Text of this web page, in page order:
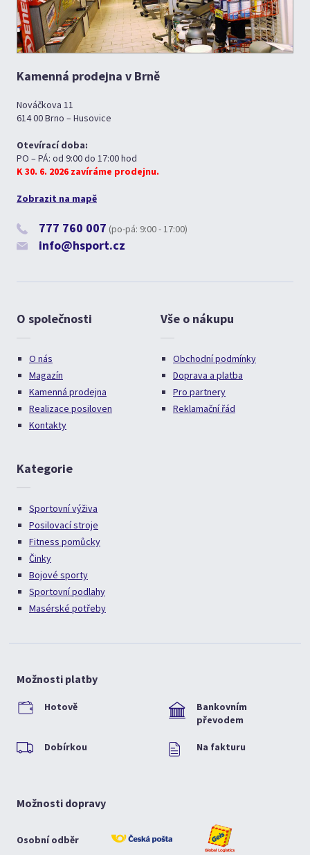
Kamenná prodejna v Brně
Nováčkova 11
614 00 Brno – Husovice
Otevírací doba:
PO – PÁ: od 9:00 do 17:00 hod
K 30. 6. 2026 zavíráme prodejnu.
Zobrazit na mapě
777 760 007 (po-pá: 9:00 - 17:00)
info@hsport.cz
O společnosti
O nás
Magazín
Kamenná prodejna
Realizace posiloven
Kontakty
Vše o nákupu
Obchodní podmínky
Doprava a platba
Pro partnery
Reklamační řád
Kategorie
Sportovní výživa
Posilovací stroje
Fitness pomůcky
Činky
Bojové sporty
Sportovní podlahy
Masérské potřeby
Možnosti platby
Hotově
Bankovním
převodem
Dobírkou Na fakturu
Možnosti dopravy
Osobní odběr